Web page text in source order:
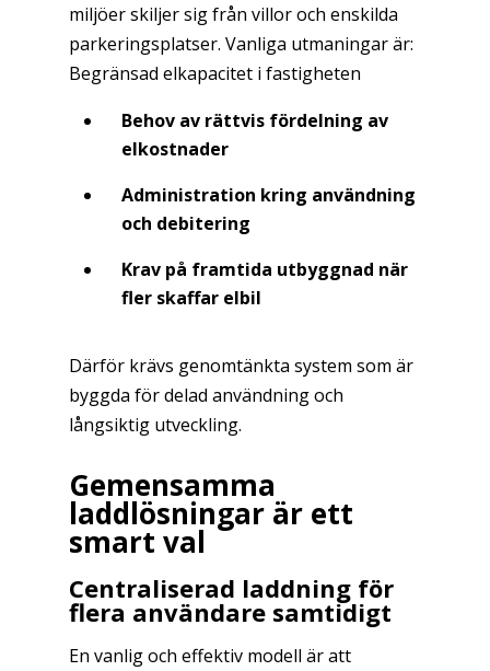
miljöer skiljer sig från villor och enskilda
parkeringsplatser. Vanliga utmaningar är:
Begränsad elkapacitet i fastigheten
Behov av rättvis fördelning av
elkostnader
Administration kring användning
och debitering
Krav på framtida utbyggnad när
fler skaffar elbil
Därför krävs genomtänkta system som är
byggda för delad användning och
långsiktig utveckling.
Gemensamma
laddlösningar är ett
smart val
Centraliserad laddning för
flera användare samtidigt
En vanlig och effektiv modell är att